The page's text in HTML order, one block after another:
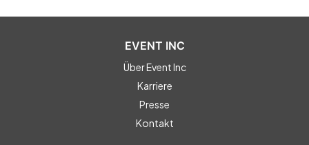
EVENT INC
Über Event Inc
Karriere
Presse
Kontakt